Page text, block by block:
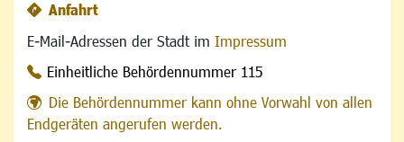
Anfahrt
E-Mail-Adressen der Stadt im Impressum
Einheitliche Behördennummer 115
Die Behördennummer kann ohne Vorwahl von allen
Endgeräten angerufen werden.